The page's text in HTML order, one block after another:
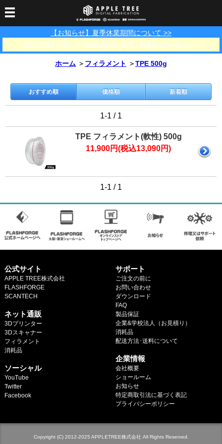
【お知らせ】夏季休業期間について >>
【佐川急便】地震に伴う配送遅延及び集荷・配達停止のお知らせ >>
3Dプリンター
3Dプリンター一覧 FLASHFORGE Bambu Lab
3Dスキャナー
3DMakerpro
フィラメント一覧 FLASHFORGE Bambu Lab
FusRock その他
光造形用レジン
DLP用レジン LCD用レジン エキマテ レジン
消耗品
部品
工具類
その他
フィラメント乾燥・防
湿ボックス
燥剤
お問い合わせ ダウンロード FAQ
ショールーム
法人窓口
マイページ
カートを見る
ログイン
ホーム ＞ フィラメント ＞TPE 500g
おすすめ順 価格順 新着順
1-1 / 1
TPE フィラメント(軟性) 500g
11,900円(税込13,090円)
1-1 / 1
公式サイト
APPLE TREE株式会社
FLASHFORGE
SCANTECH
ネット通販
3Dプリンター
3Dスキャナー
フィラメント
消耗品
ソーシャル
YouTube
Twitter
Facebook
サポート
ご注文の前に
お問い合わせ
ダウンロード
FAQ
製品保証
企業&学校法人（お見積り）
消耗品
配送方法･送料について
企業情報
会社概要
ショールーム
お知らせ
特定商取引法に基づく表記
プライバシーポリシー
Copyright (C) 2012-2025 APPLETREE株式会社 All Rights Reserved.